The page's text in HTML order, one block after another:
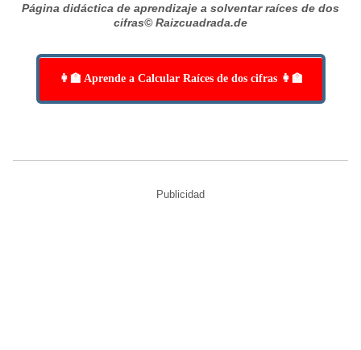
Página didáctica de aprendizaje a solventar raíces de dos
cifras© Raizcuadrada.de
👩‍🏫 Aprende a Calcular Raíces de dos cifras 👩‍🏫
Publicidad